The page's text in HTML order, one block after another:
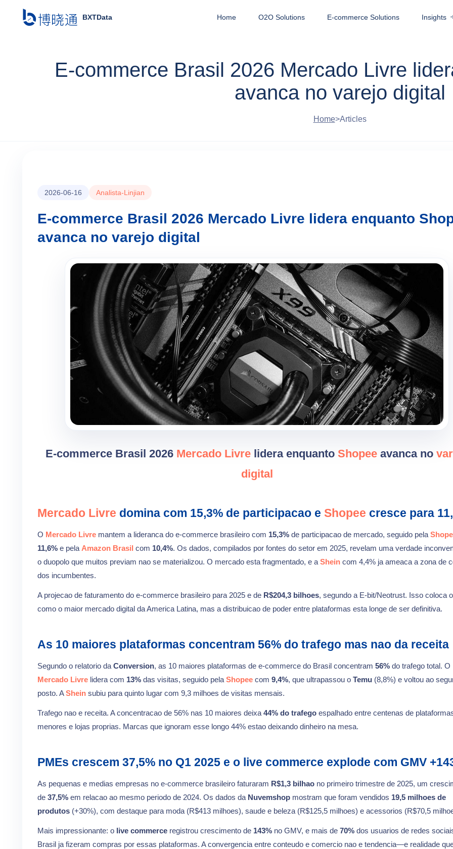
BXTData Home O2O Solutions E-commerce Solutions Insights
E-commerce Brasil 2026 Mercado Livre
avanca no varejo digital
Home>Articles
2026-06-16 Analista-Linjian
E-commerce Brasil 2026 Mercado Livre lidera enquanto
avanca no varejo digital
E-commerce Brasil 2026 Mercado Livrelidera enquanto Shopeeavanca no
digital
Mercado Livre domina com 15,3% de participacao e Shopee cresce para
O Mercado Livre mantem a lideranca do e-commerce brasileiro com 15,3% de participacao de mercado, seguido pela
11,6% e pela Amazon Brasil com 10,4%. Os dados, compilados por fontes do setor em 2025, revelam uma verdade
o duopolo que muitos previam nao se materializou. O mercado esta fragmentado, e a Shein com 4,4% ja ameaca a zona de
dos incumbentes.
A projecao de faturamento do e-commerce brasileiro para 2025 e de R$204,3 bilhoes, segundo a E-bit/Neotrust. Isso coloca
como o maior mercado digital da America Latina, mas a distribuicao de poder entre plataformas esta longe de ser definitiva.
As 10 maiores plataformas concentram 56% do trafego mas nao da receita
Segundo o relatorio da Conversion, as 10 maiores plataformas de e-commerce do Brasil concentram 56% do trafego total. O
Mercado Livre lidera com 13% das visitas, seguido pela Shopee com 9,4%, que ultrapassou o Temu (8,8%) e voltou ao
posto. AShein subiu para quinto lugar com 9,3 milhoes de visitas mensais.
Trafego nao e receita. A concentracao de 56% nas 10 maiores deixa 44% do trafego espalhado entre centenas de
menores e lojas proprias. Marcas que ignoram esse longo 44% estao deixando dinheiro na mesa.
PMEs crescem 37,5% no Q1 2025 e o live commerce explode com GMV
As pequenas e medias empresas no e-commerce brasileiro faturaram R$1,3 bilhao no primeiro trimestre de 2025, um
de 37,5% em relacao ao mesmo periodo de 2024. Os dados da Nuvemshop mostram que foram vendidos 19,5 milhoes de
produtos (+30%), com destaque para moda (R$413 milhoes), saude e beleza (R$125,5 milhoes) e acessorios (R$70,5
Mais impressionante: o live commerce registrou crescimento de 143% no GMV, e mais de 70% dos usuarios de redes
Brasil ja fizeram compras por essas plataformas. A convergencia entre conteudo e comercio nao e tendencia—e realidade